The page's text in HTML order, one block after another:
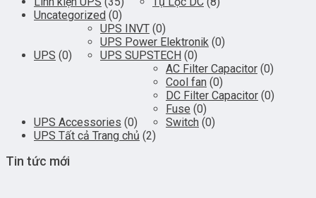
Uncategorized (0)
UPS (0)
UPS INVT (0)
UPS Power Elektronik (0)
UPS SUPSTECH (0)
UPS Accessories (0)
AC Filter Capacitor (0)
Cool fan (0)
DC Filter Capacitor (0)
Fuse (0)
Switch (0)
UPS Tất cả Trang chủ (2)
Tin tức mới